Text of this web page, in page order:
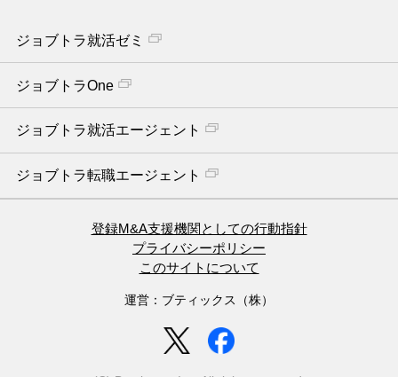
ジョブトラ就活ゼミ
ジョブトラOne
ジョブトラ就活エージェント
ジョブトラ転職エージェント
登録M&A支援機関としての行動指針
プライバシーポリシー
このサイトについて
運営：ブティックス（株）